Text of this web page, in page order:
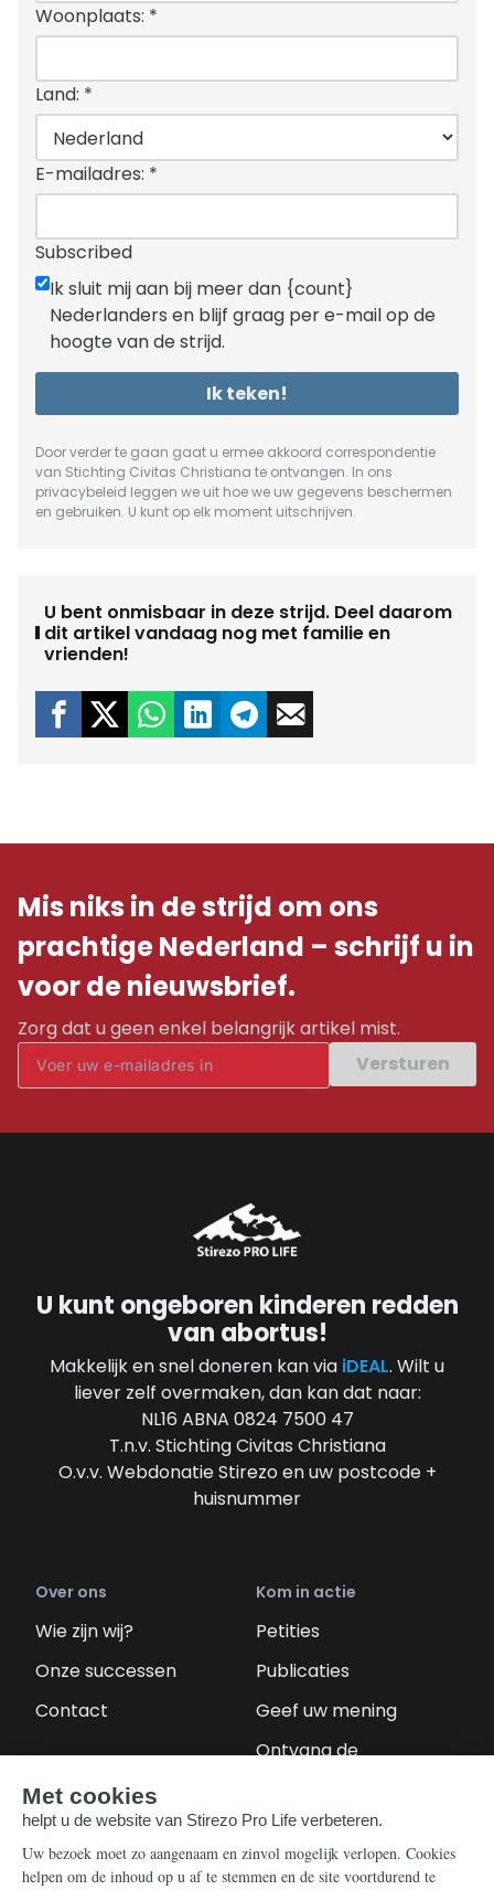
Woonplaats: *
Land: *
E-mailadres: *
Subscribed
Ik sluit mij aan bij meer dan {count}
Nederlanders en blijf graag per e-mail op de
hoogte van de strijd.
Ik teken!
Door verder te gaan gaat u ermee akkoord correspondentie
van Stichting Civitas Christiana te ontvangen. In ons
privacybeleid leggen we uit hoe we uw gegevens beschermen
en gebruiken. U kunt op elk moment uitschrijven.
U bent onmisbaar in deze strijd. Deel daarom
dit artikel vandaag nog met familie en
vrienden!
Mis niks in de strijd om ons
prachtige Nederland – schrijf u in
voor de nieuwsbrief.
Zorg dat u geen enkel belangrijk artikel mist.
Versturen
U kunt ongeboren kinderen redden
van abortus!
Makkelijk en snel doneren kan via iDEAL. Wilt u
liever zelf overmaken, dan kan dat naar:
NL16 ABNA 0824 7500 47
T.n.v. Stichting Civitas Christiana
O.v.v. Webdonatie Stirezo en uw postcode +
huisnummer
Over ons
Wie zijn wij?
Onze successen
Contact
Kom in actie
Petities
Publicaties
Geef uw mening
Ontvang de
Steun ons Info